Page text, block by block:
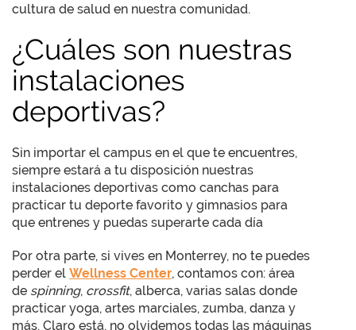
cultura de salud en nuestra comunidad.
¿Cuáles son nuestras
instalaciones
deportivas?
Sin importar el campus en el que te encuentres,
siempre estará a tu disposición nuestras
instalaciones deportivas como canchas para
practicar tu deporte favorito y gimnasios para
que entrenes y puedas superarte cada día
Por otra parte, si vives en Monterrey, no te puedes
perder el Wellness Center, contamos con: área
de spinning, crossfit, alberca, varias salas donde
practicar yoga, artes marciales, zumba, danza y
más. Claro está, no olvidemos todas las máquinas